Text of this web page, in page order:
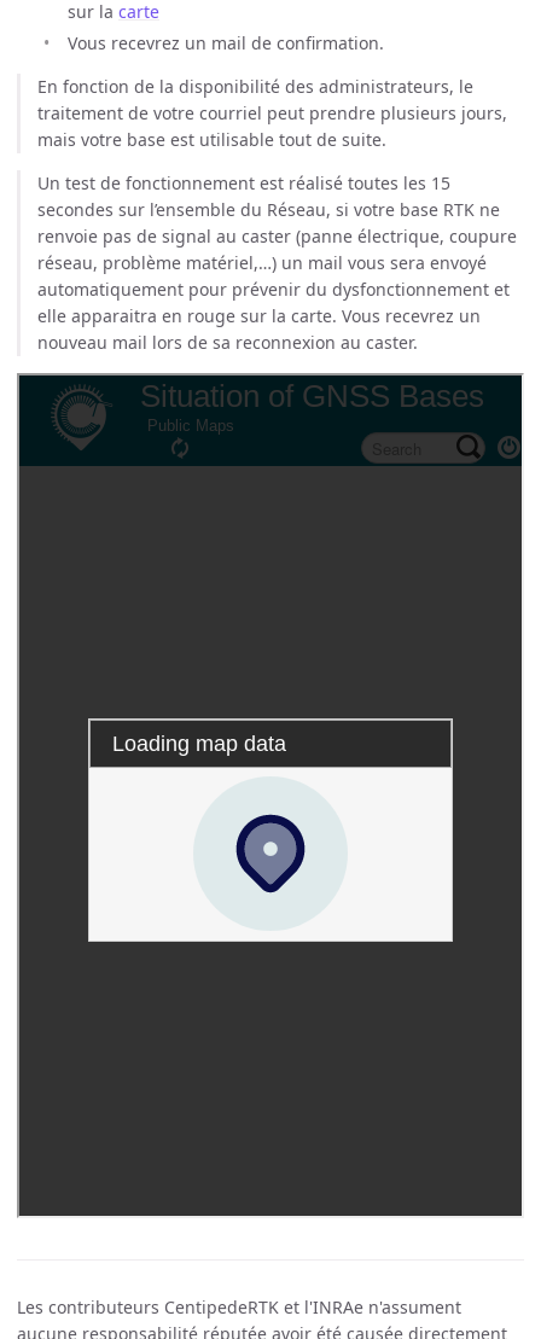
sur la carte
Vous recevrez un mail de confirmation.
En fonction de la disponibilité des administrateurs, le
traitement de votre courriel peut prendre plusieurs jours,
mais votre base est utilisable tout de suite.
Un test de fonctionnement est réalisé toutes les 15
secondes sur l’ensemble du Réseau, si votre base RTK ne
renvoie pas de signal au caster (panne électrique, coupure
réseau, problème matériel,…) un mail vous sera envoyé
automatiquement pour prévenir du dysfonctionnement et
elle apparaitra en rouge sur la carte. Vous recevrez un
nouveau mail lors de sa reconnexion au caster.
Les contributeurs CentipedeRTK et l'INRAe n'assument
aucune responsabilité réputée avoir été causée directement